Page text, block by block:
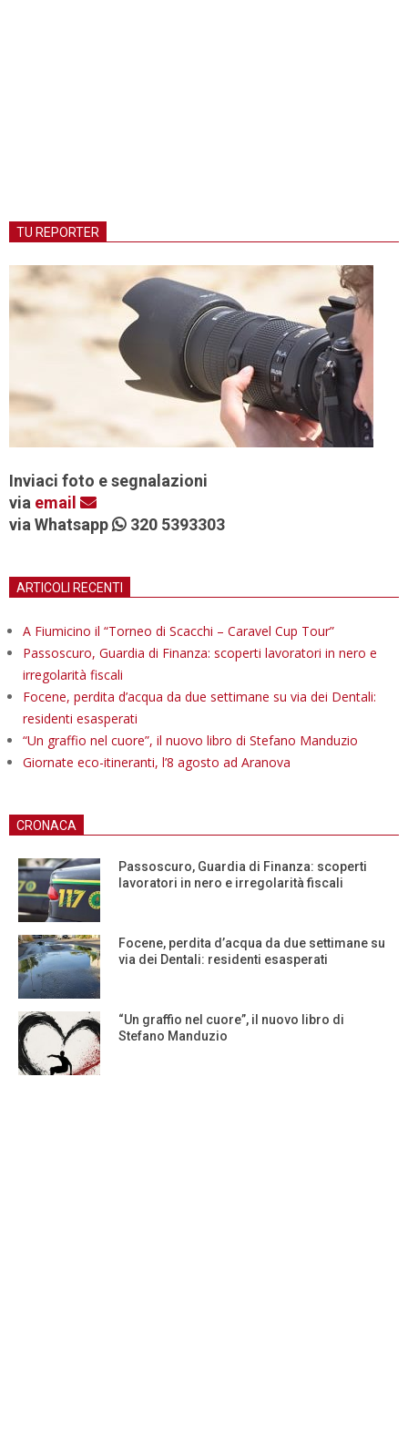
TU REPORTER
Inviaci foto e segnalazioni
via email
via Whatsapp
320 5393303
ARTICOLI RECENTI
A Fiumicino il “Torneo di Scacchi – Caravel Cup Tour”
Passoscuro, Guardia di Finanza: scoperti lavoratori in nero e
irregolarità fiscali
Focene, perdita d’acqua da due settimane su via dei Dentali:
residenti esasperati
“Un graffio nel cuore”, il nuovo libro di Stefano Manduzio
Giornate eco-itineranti, l’8 agosto ad Aranova
CRONACA
Passoscuro, Guardia di Finanza: scoperti
lavoratori in nero e irregolarità fiscali
Focene, perdita d’acqua da due settimane su
via dei Dentali: residenti esasperati
“Un graffio nel cuore”, il nuovo libro di
Stefano Manduzio